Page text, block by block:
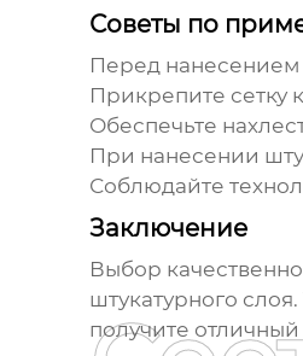
Советы по
Перед нанесением
Прикрепите сетку
Обеспечьте
При нанесении
Соблюдайте
Заключение
Выбор
штукатурного
получите отличный